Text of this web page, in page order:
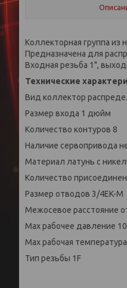
Коллекторная группа
Предназначена для
Входная резьба 1",
Технические
Вид коллектор
Размер входа 1 дюйм
Количество контуров 8
Наличие сервопривода
Материал латунь с
Количество
Размер отводов 3/4EK-M
Межосевое расстояние
Мах рабочее давление
Мах рабочая
Тип резьбы 1F